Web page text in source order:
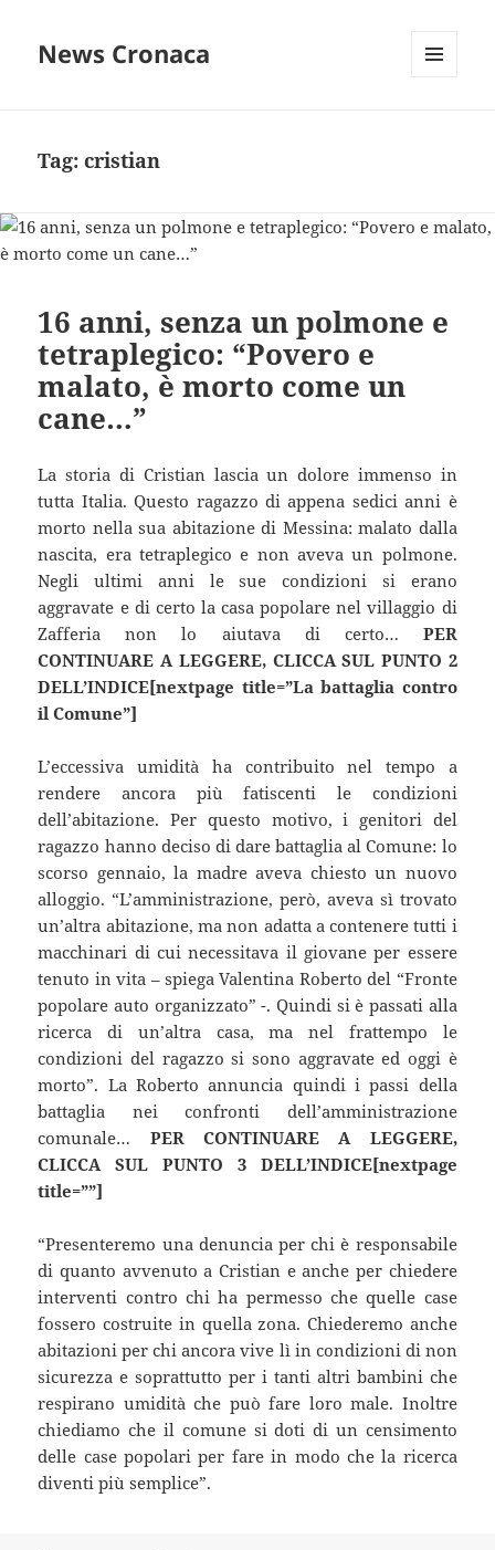
News Cronaca
Tag:cristian
16 anni, senza un polmone e
tetraplegico: “Povero e
malato, è morto come un
cane…”
La storia di Cristian lascia un dolore immenso in
tutta Italia. Questo ragazzo di appena sedici anni è
morto nella sua abitazione di Messina: malato dalla
nascita, era tetraplegico e non aveva un polmone.
Negli ultimi anni le sue condizioni si erano
aggravate e di certo la casa popolare nel villaggio di
Zafferia non lo aiutava di certo… PER
CONTINUARE A LEGGERE, CLICCA SUL PUNTO 2
DELL’INDICE[nextpage title=”La battaglia contro
il Comune”]
L’eccessiva umidità ha contribuito nel tempo a
rendere ancora più fatiscenti le condizioni
dell’abitazione. Per questo motivo, i genitori del
ragazzo hanno deciso di dare battaglia al Comune: lo
scorso gennaio, la madre aveva chiesto un nuovo
alloggio. “L’amministrazione, però, aveva sì trovato
un’altra abitazione, ma non adatta a contenere tutti i
macchinari di cui necessitava il giovane per essere
tenuto in vita – spiega Valentina Roberto del “Fronte
popolare auto organizzato” -. Quindi si è passati alla
ricerca di un’altra casa, ma nel frattempo le
condizioni del ragazzo si sono aggravate ed oggi è
morto”. La Roberto annuncia quindi i passi della
battaglia nei confronti dell’amministrazione
comunale… PER CONTINUARE A LEGGERE,
CLICCA SUL PUNTO 3 DELL’INDICE[nextpage
title=””]
“Presenteremo una denuncia per chi è responsabile
di quanto avvenuto a Cristian e anche per chiedere
interventi contro chi ha permesso che quelle case
fossero costruite in quella zona. Chiederemo anche
abitazioni per chi ancora vive lì in condizioni di non
sicurezza e soprattutto per i tanti altri bambini che
respirano umidità che può fare loro male. Inoltre
chiediamo che il comune si doti di un censimento
delle case popolari per fare in modo che la ricerca
diventi più semplice”.